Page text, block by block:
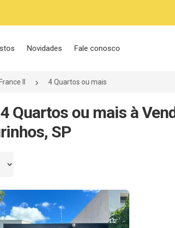
Novidades Fale conosco
II 4 Quartos ou mais
Quartos ou mais à
SP